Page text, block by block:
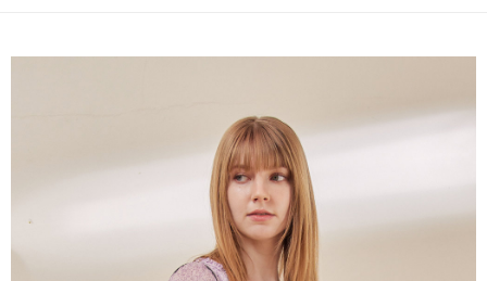
結帳頁面，進行簡訊認證並確認金額後，即可完成結帳。
ATM／網路銀行／等多元方式進行付款，方視為交易完成。
※ 請注意：結帳手續完成當下不需立刻繳費，但若您需要取消訂單，請聯絡
購買商品的店家。未經商家同意取消之訂單仍視為有效，需透過AFTEE先享
※ 交易是否成功請以「AFTEE先享後付 」之結帳頁面顯示為準，若有關於
是否繳費成功／繳費後需取消欲退款等相關疑問，請聯繫「AFTEE先享後付
https://netprotections.freshdesk.com/support/home
每筆NT$60，滿NT$2,000(含以上)免運費
付款後7-11取貨---滿2000元免運
每筆NT$60，滿NT$2,000(含以上)免運費
宅配-滿2000元免運
每筆NT$120，滿NT$2,000(含以上)免運費